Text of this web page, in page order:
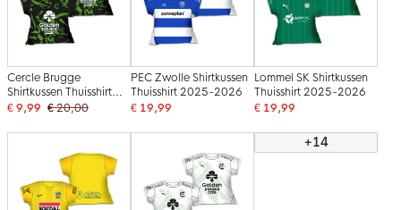
Cercle Brugge
Shirtkussen Thuisshirt
2025-2026
€ 9,99 € 20,00
PEC Zwolle Shirtkussen
Thuisshirt 2025-2026
€ 19,99
Lommel SK Shirtkussen
Thuisshirt 2025-2026
€ 19,99
+14